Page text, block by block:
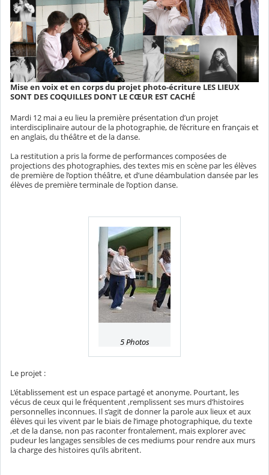
Mise en voix et en corps du projet photo-écriture LES LIEUX
SONT DES COQUILLES DONT LE CŒUR EST CACHÉ
Mardi 12 mai a eu lieu la première présentation d’un projet
interdisciplinaire autour de la photographie, de l’écriture en français et
en anglais, du théâtre et de la danse.
La restitution a pris la forme de performances composées de
projections des photographies, des textes mis en scène par les élèves
de première de l’option théâtre, et d’une déambulation dansée par les
élèves de première terminale de l’option danse.
5 Photos
Le projet :
L’établissement est un espace partagé et anonyme. Pourtant, les
vécus de ceux qui le fréquentent ,remplissent ses murs d’histoires
personnelles inconnues. Il s’agit de donner la parole aux lieux et aux
élèves qui les vivent par le biais de l’image photographique, du texte
,et de la danse, non pas raconter frontalement, mais explorer avec
pudeur les langages sensibles de ces mediums pour rendre aux murs
la charge des histoires qu’ils abritent.